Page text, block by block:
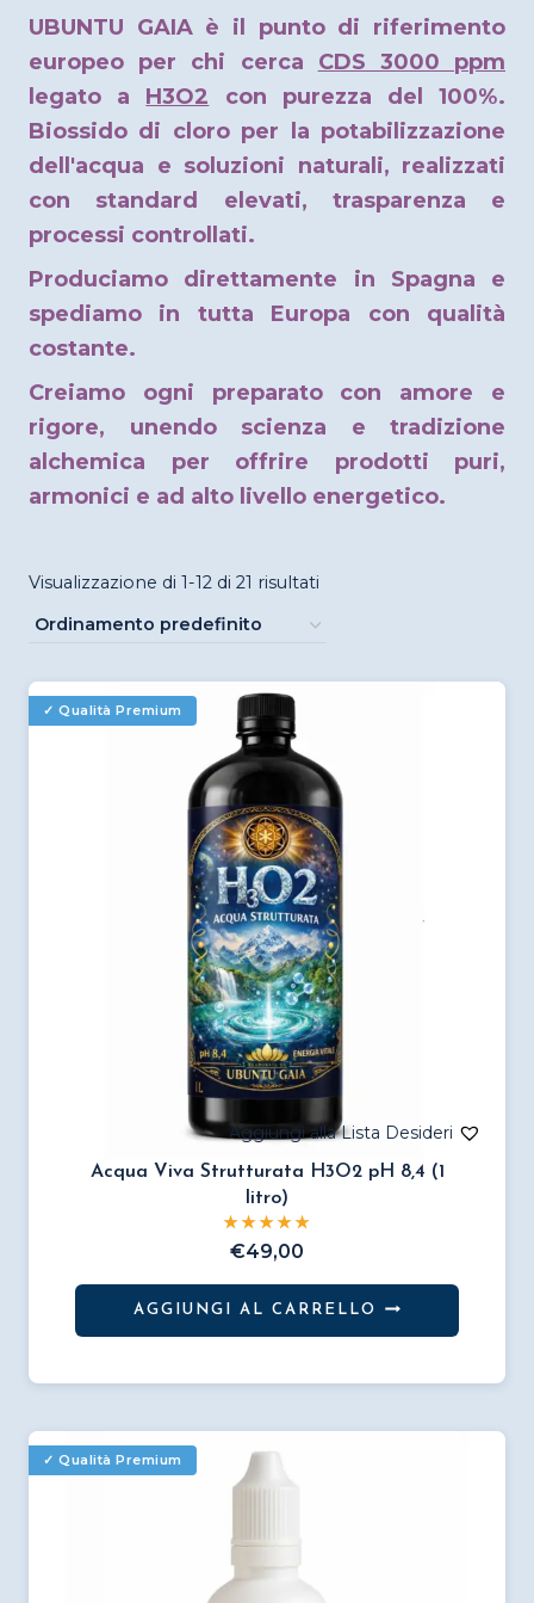
UBUNTU GAIA è il punto di riferimento
europeo per chi cerca CDS 3000 ppm
legato a H3O2 con purezza del 100%.
Biossido di cloro per la potabilizzazione
dell'acqua e soluzioni naturali, realizzati
con standard elevati, trasparenza e
processi controllati.
Produciamo direttamente in Spagna e
spediamo in tutta Europa con qualità
costante.
Creiamo ogni preparato con amore e
rigore, unendo scienza e tradizione
alchemica per offrire prodotti puri,
armonici e ad alto livello energetico.
Visualizzazione di 1-12 di 21 risultati
Acqua Viva Strutturata H3O2 pH 8,4 (1
litro)
€49,00
AGGIUNGI AL CARRELLO